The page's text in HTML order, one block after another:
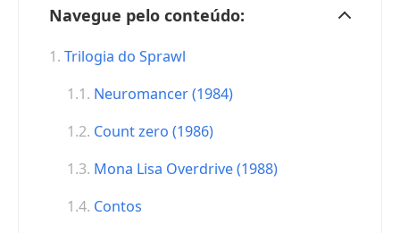
Navegue pelo conteúdo:
Trilogia do Sprawl
Neuromancer (1984)
Count zero (1986)
Mona Lisa Overdrive (1988)
Contos